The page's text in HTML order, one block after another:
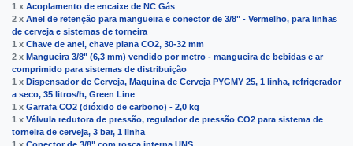
1 x Acoplamento de encaixe de NC Gás
2 x Anel de retenção para mangueira e conector de 3/8" - Vermelho, para linhas
de cerveja e sistemas de torneira
1 x Сhave de anel, chave plana CO2, 30-32 mm
2 x Mangueira 3/8" (6,3 mm) vendido por metro - mangueira de bebidas e ar
comprimido para sistemas de distribuição
1 x Dispensador de Cerveja, Maquina de Cerveja PYGMY 25, 1 linha, refrigerador
a seco, 35 litros/h, Green Line
1 x Garrafa CO2 (dióxido de carbono) - 2,0 kg
1 x Válvula redutora de pressão, regulador de pressão CO2 para sistema de
torneira de cerveja, 3 bar, 1 linha